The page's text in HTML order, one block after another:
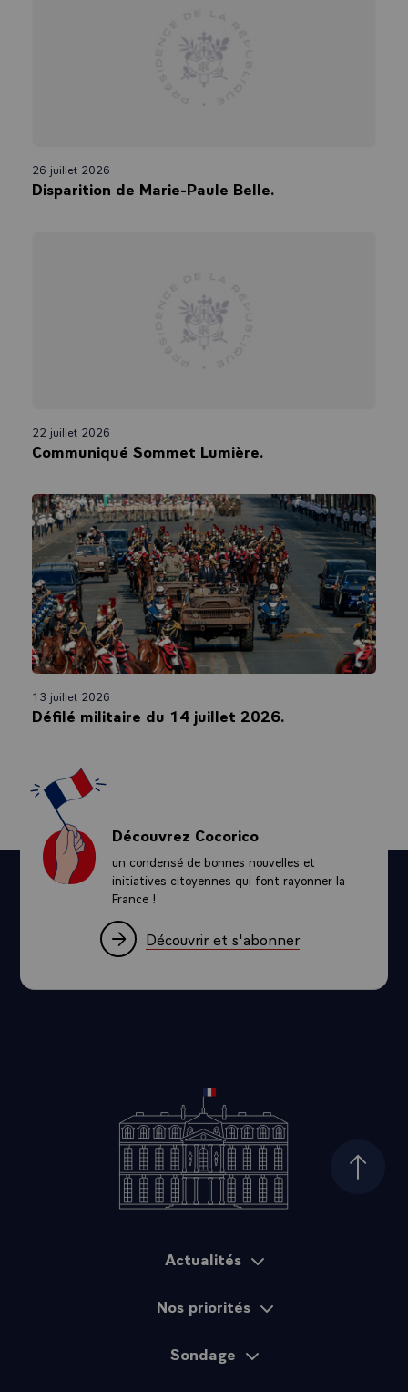
26 juillet 2026
Disparition de Marie-Paule Belle.
22 juillet 2026
Communiqué Sommet Lumière.
13 juillet 2026
Défilé militaire du 14 juillet 2026.
Découvrez Cocorico
un condensé de bonnes nouvelles et
initiatives citoyennes qui font rayonner la
France !
Découvrir et s'abonner
Haut
Actualités
Nos priorités
Sondage